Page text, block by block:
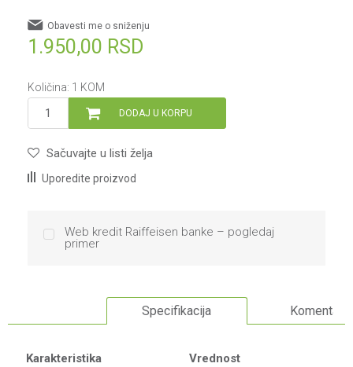
1.950,00 RSD
Obavesti me o sniženju
Količina: 1 KOM
DODAJ U KORPU
Sačuvajte u listi želja
Uporedite proizvod
Web kredit Raiffeisen banke – pogledaj
primer
Specifikacija Komentari
Karakteristika
Vrednost